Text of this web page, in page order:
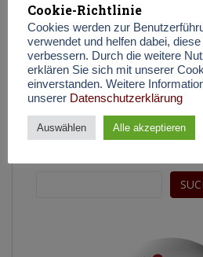
Beitragsnavigation
Herren-Teams starten mit 3 Siegen in
28.01.2023 – Jungen 15 Kreisliga / TuS
Cookie-Richtlinie
Cookies werden zur
verwendet und helfen dabei,
verbessern. Durch die weitere
erklären Sie sich mit unserer
einverstanden. Weitere
unserer Datenschutzerklärung
Auswählen Alle akzeptieren